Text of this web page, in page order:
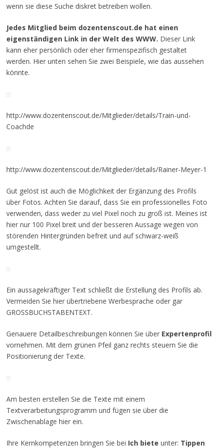
wenn sie diese Suche diskret betreiben wollen.
Jedes Mitglied beim dozentenscout.de hat einen
eigenständigen Link in der Welt des WWW. Dieser Link
kann eher persönlich oder eher firmenspezifisch gestaltet
werden. Hier unten sehen Sie zwei Beispiele, wie das aussehen
könnte.
http://www.dozentenscout.de/Mitglieder/details/Train-und-
Coachde
http://www.dozentenscout.de/Mitglieder/details/Rainer-Meyer-1
Gut gelöst ist auch die Möglichkeit der Ergänzung des Profils
über Fotos. Achten Sie darauf, dass Sie ein professionelles Foto
verwenden, dass weder zu viel Pixel noch zu groß ist. Meines ist
hier nur 100 Pixel breit und der besseren Aussage wegen von
störenden Hintergründen befreit und auf schwarz-weiß
umgestellt.
Ein aussagekräftiger Text schließt die Erstellung des Profils ab.
Vermeiden Sie hier übertriebene Werbesprache oder gar
GROSSBUCHSTABENTEXT.
Genauere Detailbeschreibungen können Sie über Expertenprofil
vornehmen. Mit dem grünen Pfeil ganz rechts steuern Sie die
Positionierung der Texte.
Am besten erstellen Sie die Texte mit einem
Textverarbeitungsprogramm und fügen sie über die
Zwischenablage hier ein.
Ihre Kernkompetenzen bringen Sie bei Ich biete unter: Tippen